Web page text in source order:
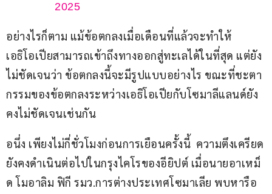
2025
อย่างไรก็ตาม แม้ข้อตกลงเมื่อเดือนที่แล้วจะทำให้
เอธิโอเปียสามารถเข้าถึงทางออกสู่ทะเลได้ในที่สุด แต่ยัง
ไม่ชัดเจนว่า ข้อตกลงนี้จะมีรูปแบบอย่างไร ขณะที่ชะตา
กรรมของข้อตกลงระหว่างเอธิโอเปียกับโซมาลีแลนด์ยัง
คงไม่ชัดเจนเช่นกัน
อนึ่ง เพียงไม่กี่ชั่วโมงก่อนการเยือนครั้งนี้  ความตึงเครียด
ยังคงดำเนินต่อไปในกรุงไคโรของอียิปต์ เมื่อนายอาเหม็
ด โมอาลิม ฟิกี รมว.การต่างประเทศโซมาเลีย พบหารือ